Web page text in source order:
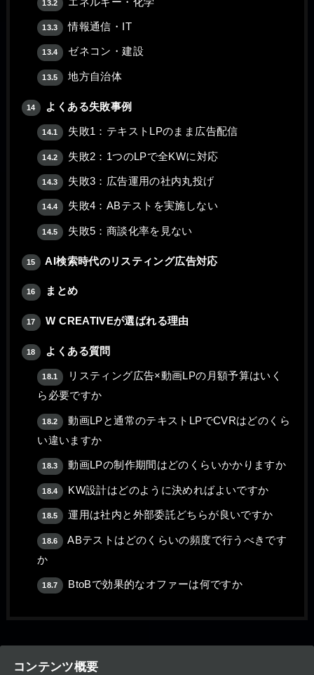
13.2
13.3 情報通信・IT
13.4 ゼネコン・建設
13.5 地方自治体
14 よくある失敗事例
14.1 失敗1：テキストLPのまま広告配信
14.2 失敗2：1つのLPで全KWに対応
14.3 失敗3：広告運用の社内丸投げ
14.4 失敗4：ABテストを実施しない
14.5 失敗5：商談化率を見ない
15 AI検索時代のリスティング広告対応
16 まとめ
17 W CREATIVEが選ばれる理由
18 よくある質問
18.1
リスティング広告×動画LPの月額予算はいく
ら必要ですか
18.2
動画LPと通常のテキストLPでCVRはどのくら
い違いますか
18.3 動画LPの制作期間はどのくらいかかりますか
18.4 KW設計はどのように決めればよいですか
18.5 運用は社内と外部委託どちらが良いですか
18.6
ABテストはどのくらいの頻度で行うべきです
か
18.7 BtoBで効果的なオファーは何ですか
コンテンツ概要